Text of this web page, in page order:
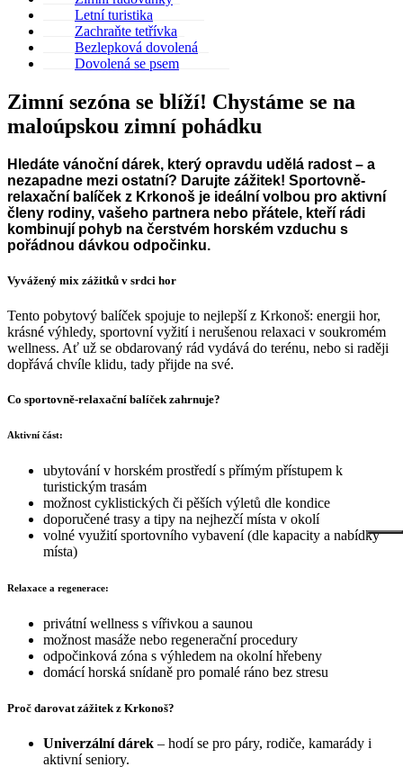
Letní turistika
Zachraňte tetřívka
Bezlepková dovolená
Dovolená se psem
Zimní sezóna se blíží! Chystáme se na
maloúpskou zimní pohádku
Hledáte vánoční dárek, který opravdu udělá radost – a
nezapadne mezi ostatní? Darujte zážitek! Sportovně-
relaxační balíček z Krkonoš je ideální volbou pro aktivní
členy rodiny, vašeho partnera nebo přátele, kteří rádi
kombinují pohyb na čerstvém horském vzduchu s
pořádnou dávkou odpočinku.
Vyvážený mix zážitků v srdci hor
Tento pobytový balíček spojuje to nejlepší z Krkonoš: energii hor,
krásné výhledy, sportovní vyžití i nerušenou relaxaci v soukromém
wellness. Ať už se obdarovaný rád vydává do terénu, nebo si raději
dopřává chvíle klidu, tady přijde na své.
Co sportovně-relaxační balíček zahrnuje?
Aktivní část:
ubytování v horském prostředí s přímým přístupem k
turistickým trasám
možnost cyklistických či pěších výletů dle kondice
doporučené trasy a tipy na nejhezčí místa v okolí
volné využití sportovního vybavení (dle kapacity a nabídky
místa)
Relaxace a regenerace:
privátní wellness s vířivkou a saunou
možnost masáže nebo regenerační procedury
odpočinková zóna s výhledem na okolní hřebeny
domácí horská snídaně pro pomalé ráno bez stresu
Proč darovat zážitek z Krkonoš?
Univerzální dárek – hodí se pro páry, rodiče, kamarády i
aktivní seniory.